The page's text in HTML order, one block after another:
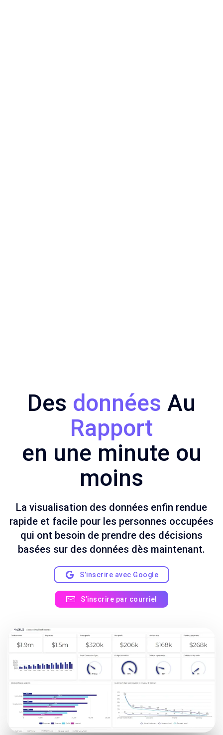
Des données Au
Rapport
en une minute ou
moins
La visualisation des données enfin rendue
rapide et facile pour les personnes occupées
qui ont besoin de prendre des décisions
basées sur des données dès maintenant.
S’inscrire avec Google
S’inscrire par courriel